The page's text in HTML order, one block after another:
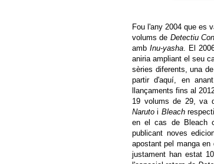
Fou l'any 2004 que es
volums de Detectiu
ambInu-yasha. El
aniria ampliant el seu
sèries diferents, una
partir d'aquí, en
llançaments fins al
19 volums de 29, va
Naruto i Bleach
en el cas de Bleach
publicant noves
apostant pel manga
justament han estat